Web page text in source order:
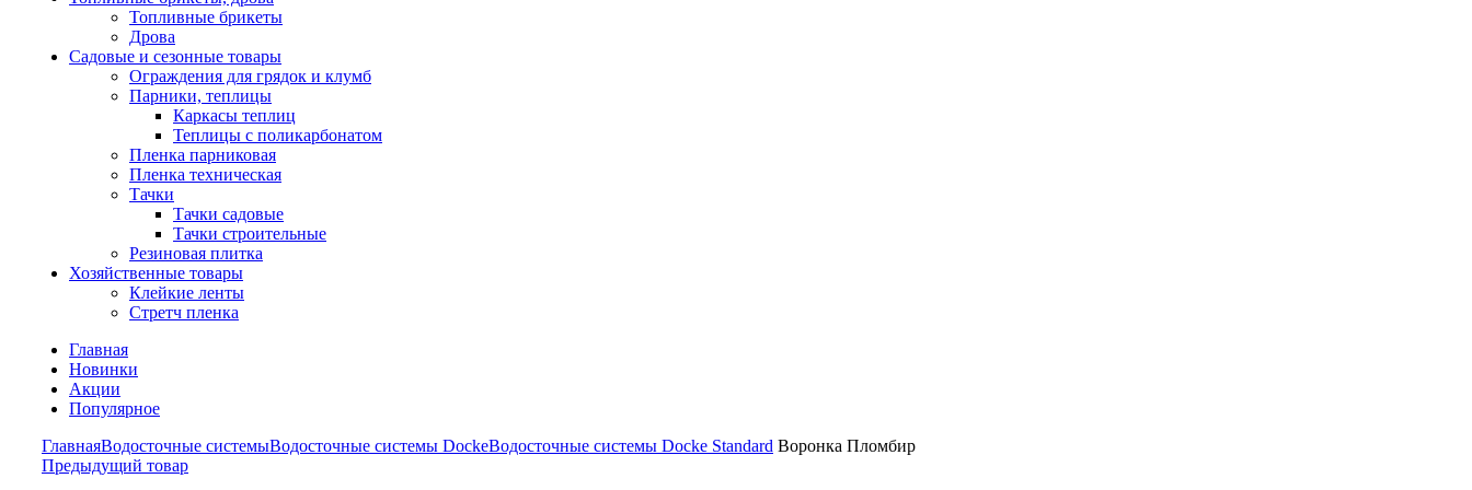
Топливные брикеты
Дрова
Садовые и сезонные товары
Ограждения для грядок и клумб
Парники, теплицы
Каркасы теплиц
Теплицы с поликарбонатом
Пленка парниковая
Пленка техническая
Тачки
Тачки садовые
Тачки строительные
Резиновая плитка
Хозяйственные товары
Клейкие ленты
Стретч пленка
Главная
Новинки
Акции
Популярное
ГлавнаяВодосточные системыВодосточные системы DockeВодосточные системы Docke Standard Воронка Пломбир
Предыдущий товар